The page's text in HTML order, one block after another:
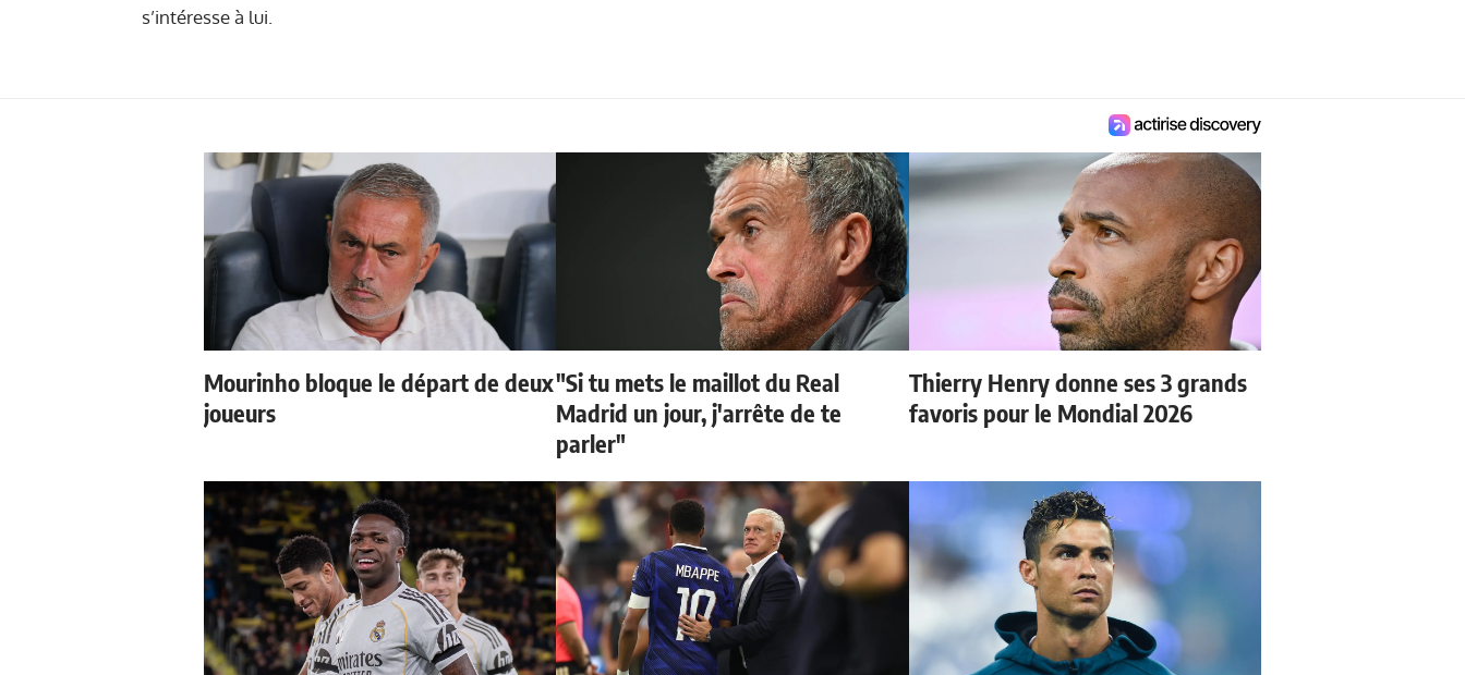
s’intéresse à lui.
Mourinho bloque le départ de deux
joueurs
"Si tu mets le maillot du Real
Madrid un jour, j'arrête de te
parler"
Thierry Henry donne ses 3 grands
favoris pour le Mondial 2026